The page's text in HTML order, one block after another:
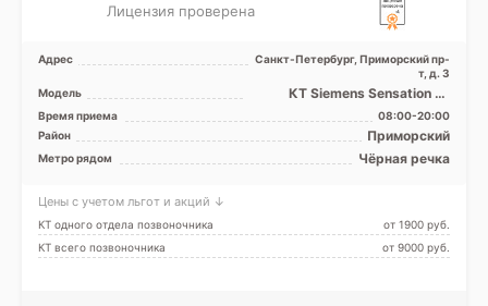
Лицензия проверена
Адрес
Санкт-Петербург, Приморский пр-
т, д. 3
Модель
КТ Siemens Sensation 16
срезов
Время приема
08:00-20:00
Район
Приморский
Метро рядом Чёрная речка
Цены с учетом льгот и акций ↓
КТ одного отдела позвоночника
от 1900 pуб.
КТ всего позвоночника
от 9000 pуб.